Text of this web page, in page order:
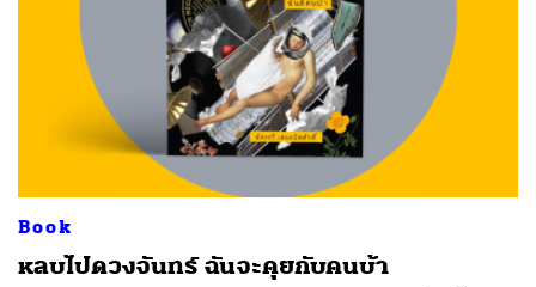
Book
หลบไปดวงจันทร์ ฉันจะคุยกับคนบ้า